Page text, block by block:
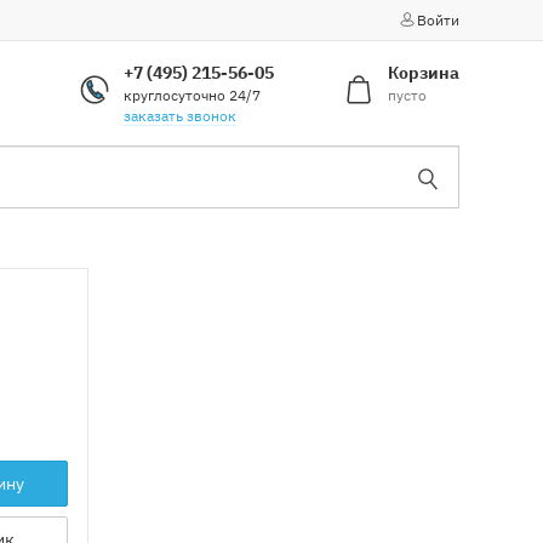
Войти
+7 (495) 215-56-05
круглосуточно 24/7
заказать звонок
Корзина
пусто